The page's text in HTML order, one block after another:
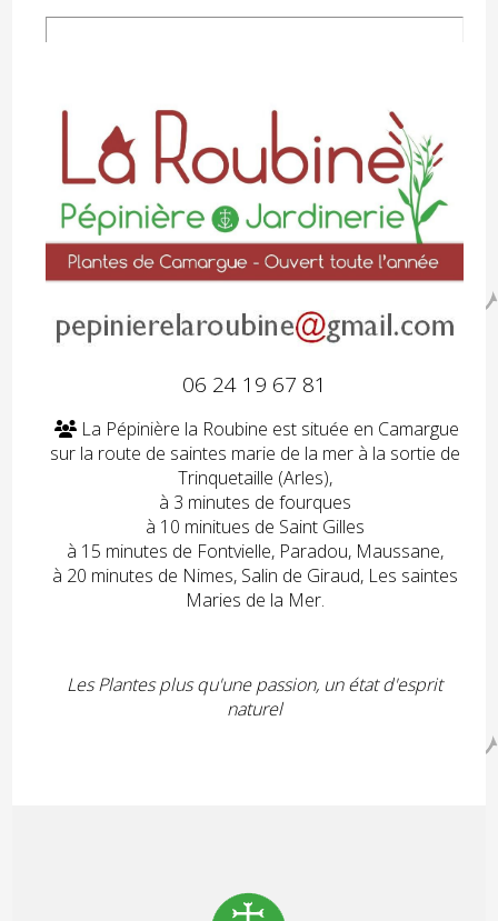
06 24 19 67 81
 La Pépinière la Roubine est située en Camargue
sur la route de saintes marie de la mer à la sortie de
Trinquetaille (Arles),
à 3 minutes de fourques
à 10 minitues de Saint Gilles
à 15 minutes de Fontvielle, Paradou, Maussane,
à 20 minutes de Nimes, Salin de Giraud, Les saintes
Maries de la Mer.
Les Plantes plus qu'une passion, un état d'esprit
naturel